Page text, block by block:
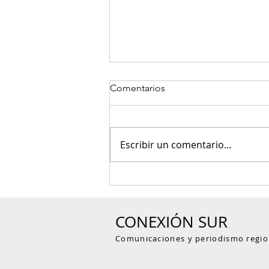
Rúa
Comentarios
Escribir un comentario...
CONEXIÓN SUR
Comunicaciones y periodismo